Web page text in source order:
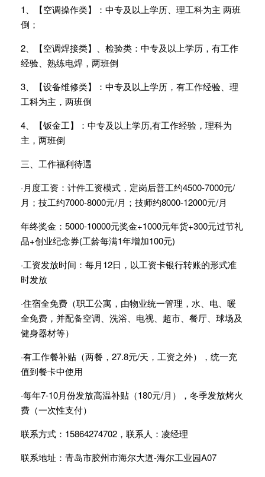
1、【空调操作类】：中专及以上学历、理工科为主 两班
倒；
2、【空调焊接类】、检验类：中专及以上学历，有工作
经验、熟练电焊，两班倒
3、【设备维修类】：中专及以上学历，有工作经验、理
工科为主，两班倒
4、【钣金工】：中专及以上学历,有工作经验，理科为
主，两班倒
三、工作福利待遇
·月度工资：计件工资模式，定岗后普工约4500-7000元/
月；技工约7000-8000元/月；技师约8000-12000元/月
年终奖金：5000-10000元奖金+1000元年货+300元过节礼
品+创业纪念券(工龄每满1年增加100元)
·工资发放时间：每月12日，以工资卡银行转账的形式准
时发放
·住宿全免费（职工公寓，由物业统一管理，水、电、暖
全免费，并配备空调、洗浴、电视、超市、餐厅、球场及
健身器材等）
·有工作餐补贴（两餐，27.8元/天，工资之外），统一充
值到餐卡中使用
·每年7-10月份发放高温补贴（180元/月），冬季发放烤火
费（一次性支付）
联系方式：15864274702，联系人：凌经理
联系地址：青岛市胶州市海尔大道-海尔工业园A07